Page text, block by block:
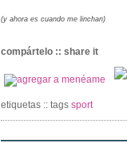
(y ahora es cuando me linchan)
compártelo :: share it
etiquetas :: tags sport